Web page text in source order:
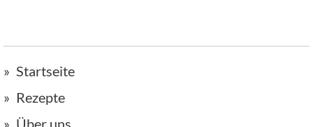
Startseite
Rezepte
Über uns